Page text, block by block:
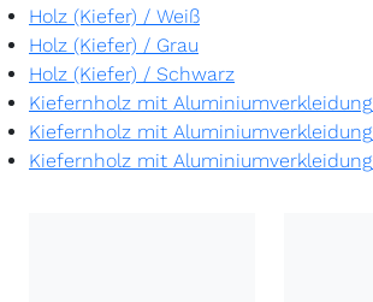
Holz (Kiefer) / Weiß
Holz (Kiefer) / Grau
Holz (Kiefer) / Schwarz
Kiefernholz mit Aluminiumverkleidung
Kiefernholz mit Aluminiumverkleidung
Kiefernholz mit Aluminiumverkleidung